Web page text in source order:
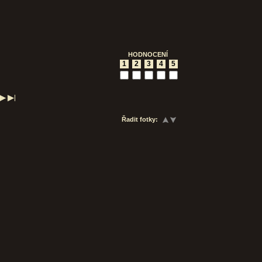
HODNOCENÍ
1 2 3 4 5
Řadit fotky: